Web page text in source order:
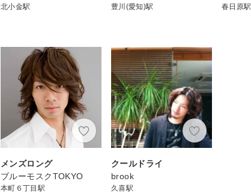
北小金駅 豊川(愛知)駅 春日原駅
メンズロング
ブルーモスクTOKYO
本町６丁目駅
クールドライ
brook
久喜駅